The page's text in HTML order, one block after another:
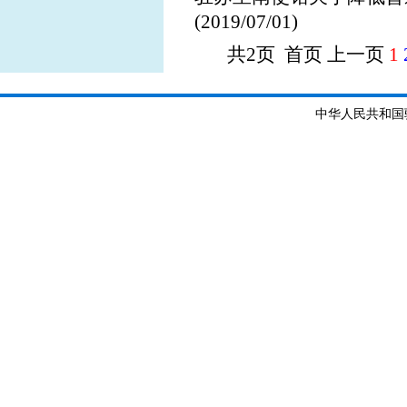
(2019/07/01)
共2页 首页 上一页 1
中华人民共和